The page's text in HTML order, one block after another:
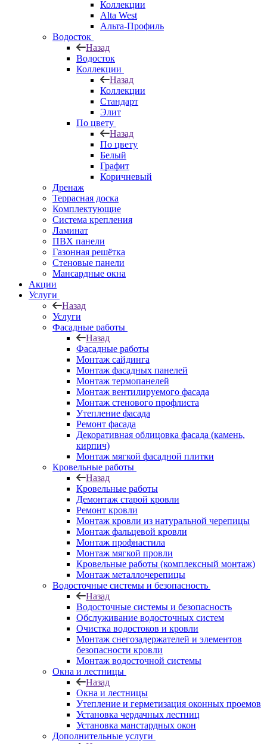
Коллекции
Alta West
Альта-Профиль
Водосток
Назад
Водосток
Коллекции
Назад
Коллекции
Стандарт
Элит
По цвету
Назад
По цвету
Белый
Графит
Коричневый
Дренаж
Террасная доска
Комплектующие
Система крепления
Ламинат
ПВХ панели
Газонная решётка
Стеновые панели
Мансардные окна
Акции
Услуги
Назад
Услуги
Фасадные работы
Назад
Фасадные работы
Монтаж сайдинга
Монтаж фасадных панелей
Монтаж термопанелей
Монтаж вентилируемого фасада
Монтаж стенового профлиста
Утепление фасада
Ремонт фасада
Декоративная облицовка фасада (камень,
кирпич)
Монтаж мягкой фасадной плитки
Кровельные работы
Назад
Кровельные работы
Демонтаж старой кровли
Ремонт кровли
Монтаж кровли из натуральной черепицы
Монтаж фальцевой кровли
Монтаж профнастила
Монтаж мягкой провли
Кровельные работы (комплексный монтаж)
Монтаж металлочерепицы
Водосточные системы и безопасность
Назад
Водосточные системы и безопасность
Обслуживание водосточных систем
Очистка водостоков и кровли
Монтаж снегозадержателей и элементов
безопасности кровли
Монтаж водосточной системы
Окна и лестницы
Назад
Окна и лестницы
Утепление и герметизация оконных проемов
Установка чердачных лестниц
Установка манстардных окон
Дополнительные услуги